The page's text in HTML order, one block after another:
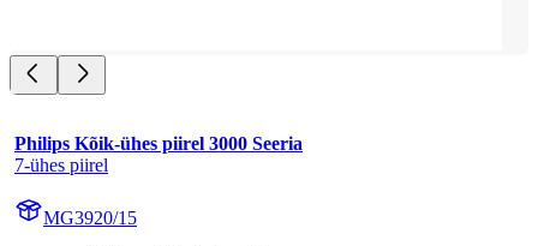
Philips Kõik-ühes piirel 3000 Seeria
7-ühes piirel
MG3920/15